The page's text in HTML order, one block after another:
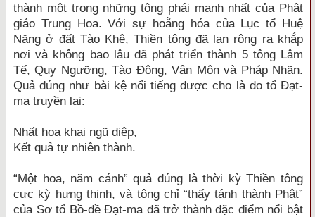
thành một trong những tông phái mạnh nhất của Phật
giáo Trung Hoa. Với sự hoằng hóa của Lục tổ Huệ
Năng ở đất Tào Khê, Thiền tông đã lan rộng ra khắp
nơi và không bao lâu đã phát triển thành 5 tông Lâm
Tế, Quy Ngưỡng, Tào Động, Vân Môn và Pháp Nhãn.
Quả đúng như bài kệ nổi tiếng được cho là do tổ Đạt-
ma truyền lại:
Nhất hoa khai ngũ diệp,
Kết quả tự nhiên thành.
“Một hoa, năm cánh” quả đúng là thời kỳ Thiền tông
cực kỳ hưng thịnh, và tông chỉ “thấy tánh thành Phật”
của Sơ tổ Bồ-đề Đạt-ma đã trở thành đặc điểm nổi bật